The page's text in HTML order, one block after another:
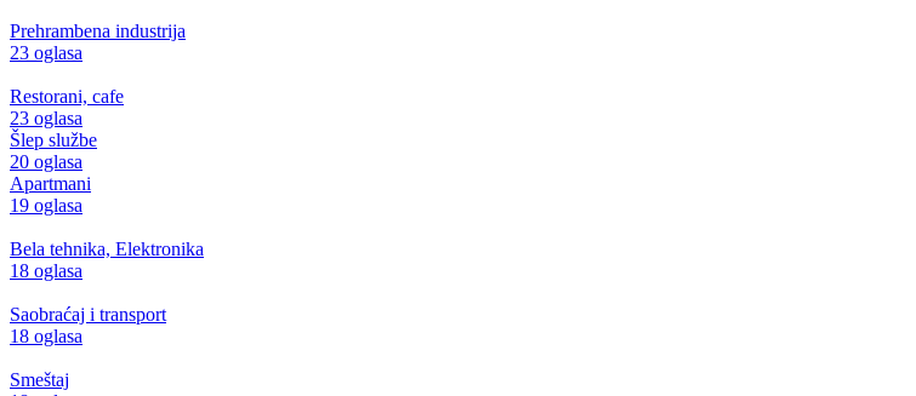
Prehrambena industrija
23 oglasa
Restorani, cafe
23 oglasa
Šlep službe
20 oglasa
Apartmani
19 oglasa
Bela tehnika, Elektronika
18 oglasa
Saobraćaj i transport
18 oglasa
Smeštaj